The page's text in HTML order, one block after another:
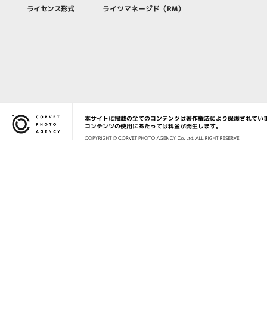
ライセンス形式 ライツマネージド（RM）
Corvet Photo Agency
本サイトに掲載の全てのコンテンツは著作権法により保護されてい
コンテンツの使用にあたっては料金が発生します。